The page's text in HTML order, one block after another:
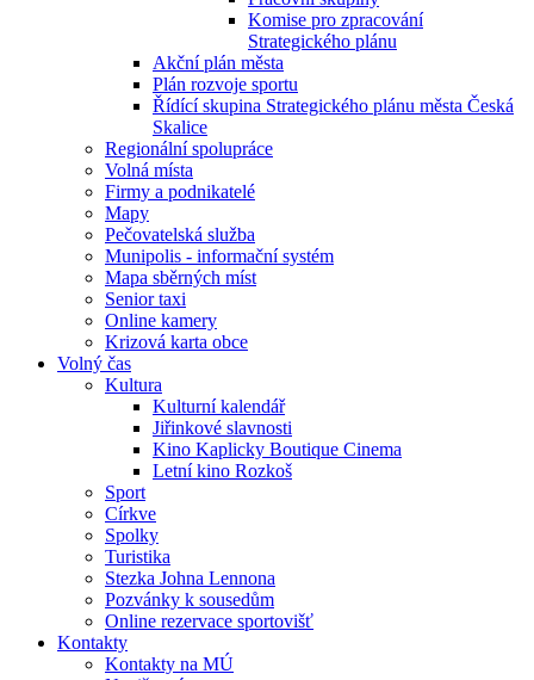
Komise pro zpracování
Strategického plánu
Akční plán města
Plán rozvoje sportu
Řídící skupina Strategického plánu města Česká
Skalice
Regionální spolupráce
Volná místa
Firmy a podnikatelé
Mapy
Pečovatelská služba
Munipolis - informační systém
Mapa sběrných míst
Senior taxi
Online kamery
Krizová karta obce
Volný čas
Kultura
Kulturní kalendář
Jiřinkové slavnosti
Kino Kaplicky Boutique Cinema
Letní kino Rozkoš
Sport
Církve
Spolky
Turistika
Stezka Johna Lennona
Pozvánky k sousedům
Online rezervace sportovišť
Kontakty
Kontakty na MÚ